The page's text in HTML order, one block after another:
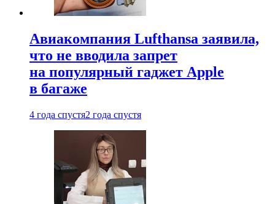
Авиакомпания Lufthansa заявила,
что не вводила запрет
на популярный гаджет Apple
в багаже
4 года спустя2 года спустя